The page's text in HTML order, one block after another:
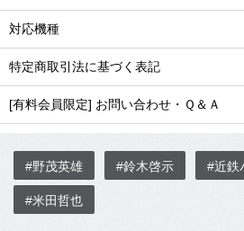
対応機種
特定商取引法に基づく表記
[有料会員限定] お問い合わせ・Ｑ＆Ａ
#野茂英雄 #鈴木啓示 #近鉄
#米田哲也